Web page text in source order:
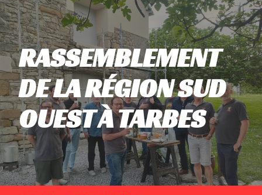
RASSEMBLEMENT
DE LA RÉGION SUD
OUEST À TARBES